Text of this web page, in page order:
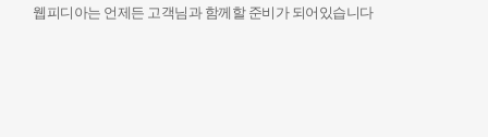
웹피디아는 언제든 고객님과 함께할 준비가 되어있습니다